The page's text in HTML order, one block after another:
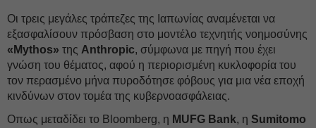
Οι τρεις μεγάλες τράπεζες της Ιαπωνίας αναμένεται να
εξασφαλίσουν πρόσβαση στο μοντέλο τεχνητής νοημοσύνης
«Mythos» της Anthropic, σύμφωνα με πηγή που έχει
γνώση του θέματος, αφού η περιορισμένη κυκλοφορία του
τον περασμένο μήνα πυροδότησε φόβους για μια νέα εποχή
κινδύνων στον τομέα της κυβερνοασφάλειας.
Οπως μεταδίδει το Bloomberg, η MUFG Bank, η Sumitomo